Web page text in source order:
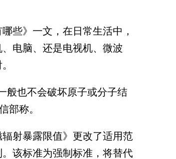
些》一文，在日常生活中，
电脑、还是电视机、微波
也不会破坏原子或分子结
部称。
射暴露限值》更改了适用范
该标准为强制标准，将替代